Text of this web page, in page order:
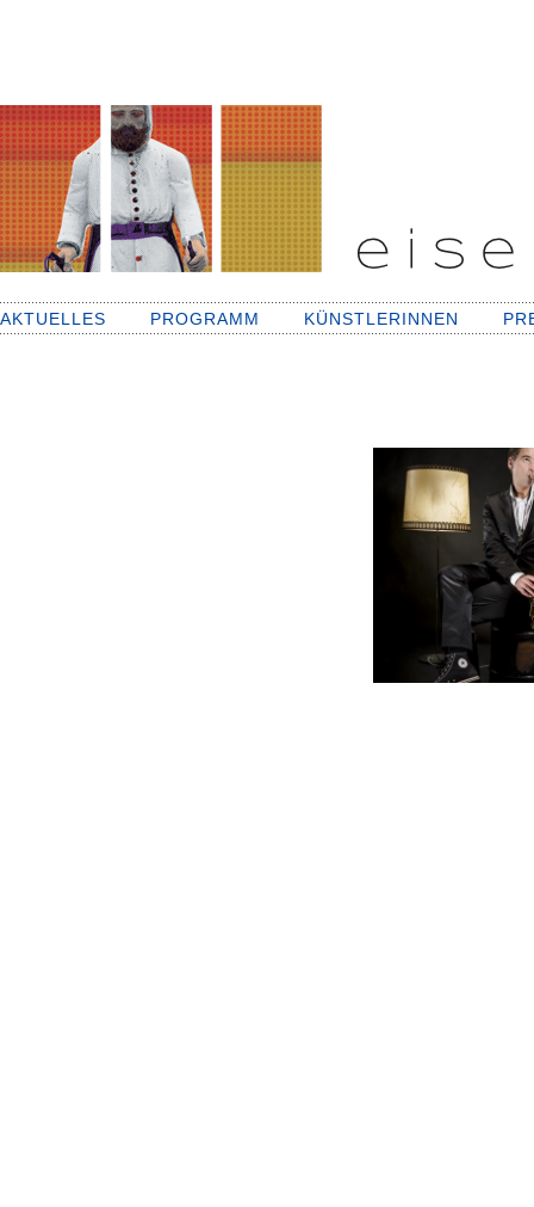
AKTUELLES PROGRAMM KÜNSTLERINNEN